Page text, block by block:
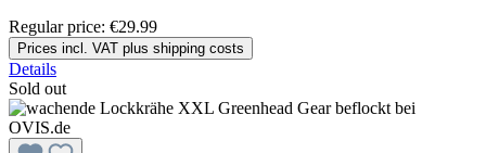
Regular price: €29.99
Prices incl. VAT plus shipping costs
Details
Sold out